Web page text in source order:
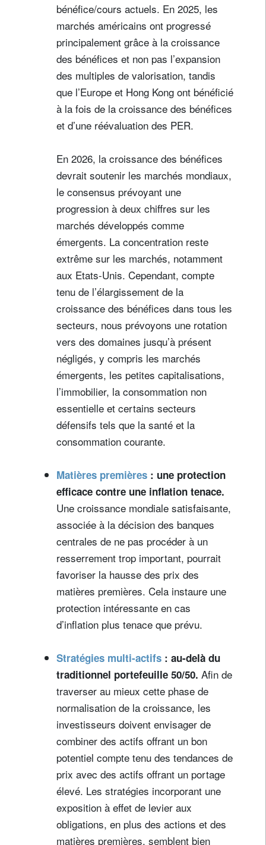
bénéfice/cours actuels. En 2025, les
marchés américains ont progressé
principalement grâce à la croissance
des bénéfices et non pas l’expansion
des multiples de valorisation, tandis
que l’Europe et Hong Kong ont bénéficié
à la fois de la croissance des bénéfices
et d’une réévaluation des PER.
En 2026, la croissance des bénéfices
devrait soutenir les marchés mondiaux,
le consensus prévoyant une
progression à deux chiffres sur les
marchés développés comme
émergents. La concentration reste
extrême sur les marchés, notamment
aux Etats-Unis. Cependant, compte
tenu de l’élargissement de la
croissance des bénéfices dans tous les
secteurs, nous prévoyons une rotation
vers des domaines jusqu’à présent
négligés, y compris les marchés
émergents, les petites capitalisations,
l’immobilier, la consommation non
essentielle et certains secteurs
défensifs tels que la santé et la
consommation courante.
Matières premières : une protection
efficace contre une inflation tenace.
Une croissance mondiale satisfaisante,
associée à la décision des banques
centrales de ne pas procéder à un
resserrement trop important, pourrait
favoriser la hausse des prix des
matières premières. Cela instaure une
protection intéressante en cas
d’inflation plus tenace que prévu.
Stratégies multi-actifs : au-delà du
traditionnel portefeuille 50/50. Afin de
traverser au mieux cette phase de
normalisation de la croissance, les
investisseurs doivent envisager de
combiner des actifs offrant un bon
potentiel compte tenu des tendances de
prix avec des actifs offrant un portage
élevé. Les stratégies incorporant une
exposition à effet de levier aux
obligations, en plus des actions et des
matières premières, semblent bien